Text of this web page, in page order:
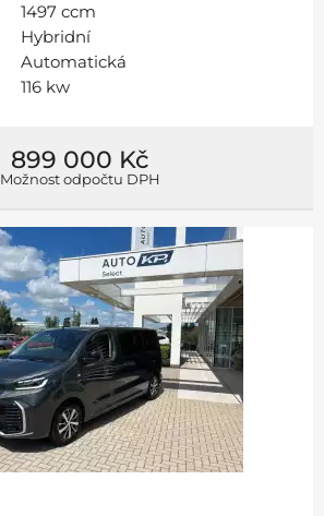
1497 ccm
Hybridní
Automatická
116 kw
899 000 Kč
Možnost odpočtu DPH